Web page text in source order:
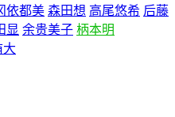
依都美 森田想 高尾悠希 后藤
显 余贵美子 柄本明
大